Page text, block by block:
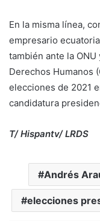
En la misma línea,
empresario
también ante la
Derechos Humanos
elecciones de 2021
candidatura
T/ Hispantv/ LRDS
Andrés
elecciones